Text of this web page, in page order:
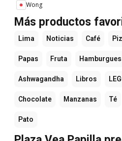
Wong
Más productos
Lima Noticias Café
Papas Fruta
Ashwagandha Libros
Chocolate Manzanas Té
Pato